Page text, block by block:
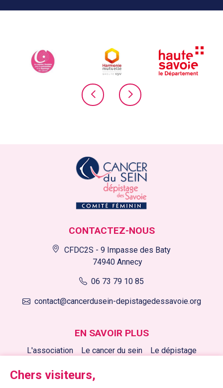
CONTACTEZ-NOUS
CFDC2S - 9 Impasse des Baty
74940 Annecy
06 73 79 10 85
contact@cancerdusein-depistagedessavoie.org
EN SAVOIR PLUS
L'association Le cancer du sein
Le dépistage